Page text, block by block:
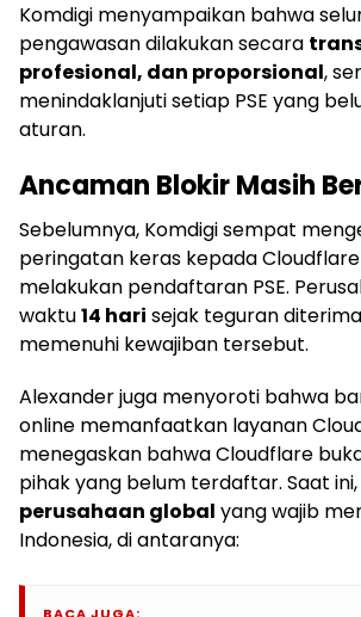
Komdigi menyampaikan bahwa
pengawasan dilakukan secara
profesional, dan proporsional,
menindaklanjuti setiap PSE yang
aturan.
Ancaman Blokir Masih
Sebelumnya, Komdigi sempat
peringatan keras kepada
melakukan pendaftaran PSE.
waktu14 hari sejak teguran
memenuhi kewajiban tersebut.
Alexander juga menyoroti bahwa
online memanfaatkan layanan
menegaskan bahwa Cloudflare
pihak yang belum terdaftar. Saat
perusahaan global yang wajib
Indonesia, di antaranya: